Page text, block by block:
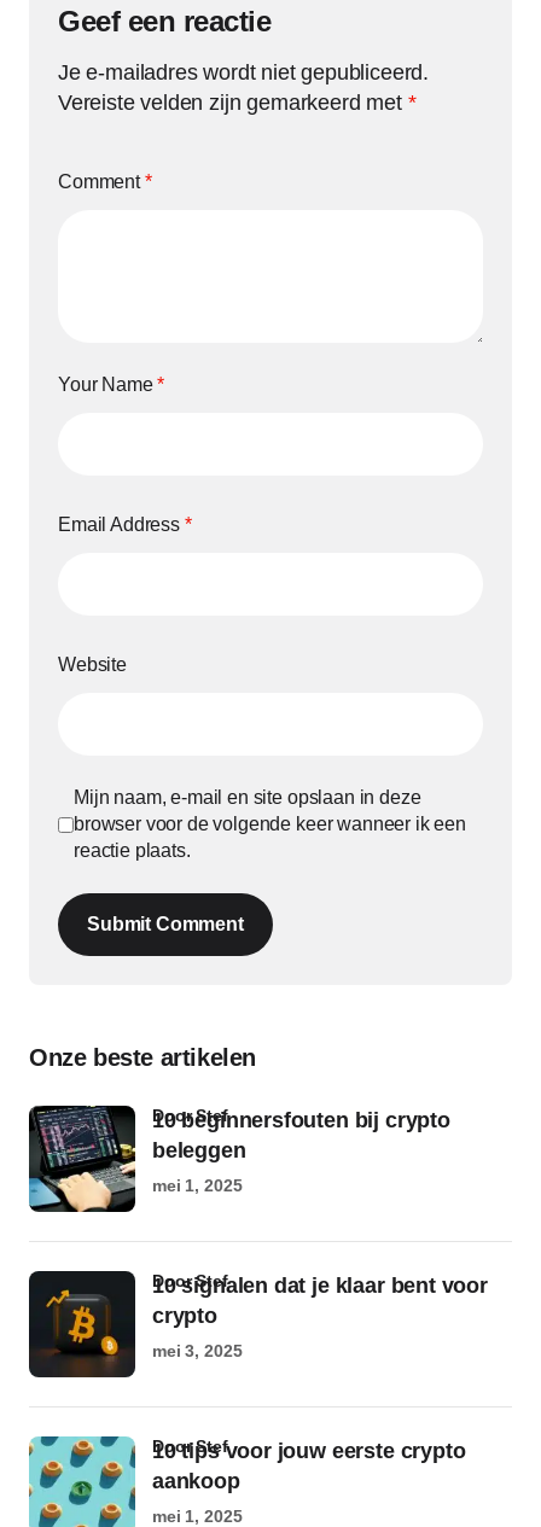
Geef een reactie
Je e-mailadres wordt niet gepubliceerd.
Vereiste velden zijn gemarkeerd met *
Comment*
Your Name*
Email Address *
Website
Mijn naam, e-mail en site opslaan in deze
browser voor de volgende keer wanneer ik een
reactie plaats.
Submit Comment
Onze beste artikelen
10 beginnersfouten bij crypto
beleggen
door Stef
mei 1, 2025
10 signalen dat je klaar bent voor
crypto
door Stef
mei 3, 2025
10 tips voor jouw eerste crypto
aankoop
door Stef
mei 1, 2025